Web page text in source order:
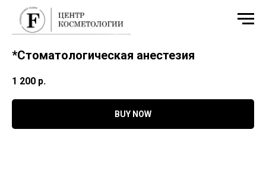
*Стоматологическая анестезия
1 200 р.
BUY NOW